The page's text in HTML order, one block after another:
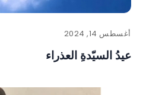
أغسطس 14, 2024
عيدُ السيّدةِ العذراء